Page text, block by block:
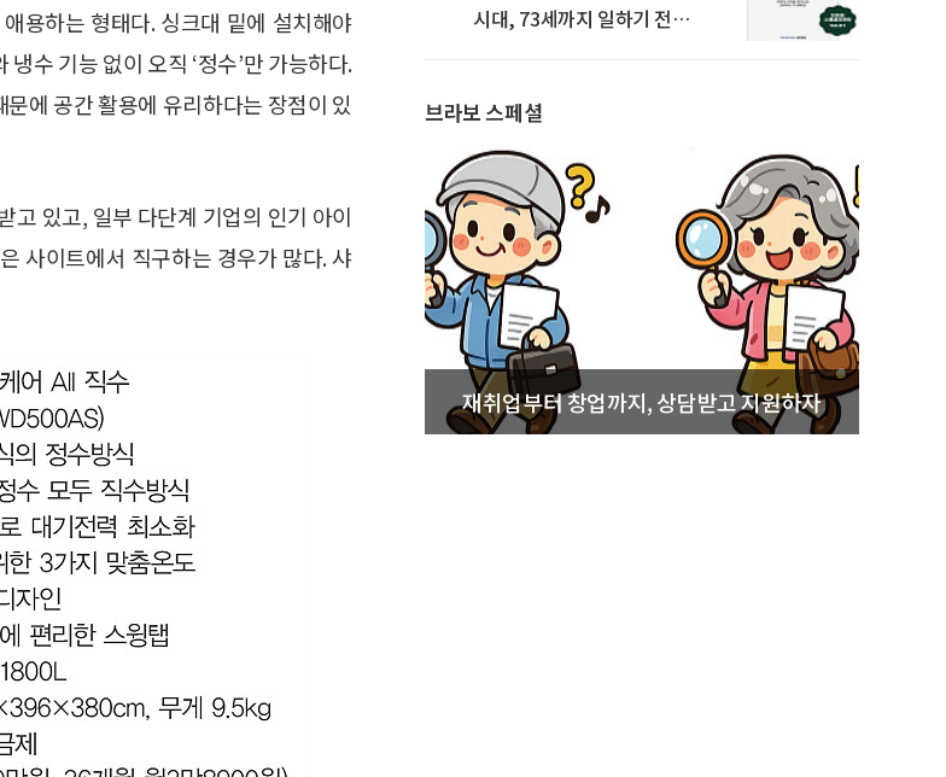
용하는 형태다. 싱크대 밑에 설치해야
수 기능 없이 오직 ‘정수’만 가능하다.
에 공간 활용에 유리하다는 장점이 있
고 있고, 일부 다단계 기업의 인기 아이
사이트에서 직구하는 경우가 많다. 샤
시대, 73세까지 일하기 전략’
브라보 스페셜
재취업부터 창업까지, 상담받고 지원하자